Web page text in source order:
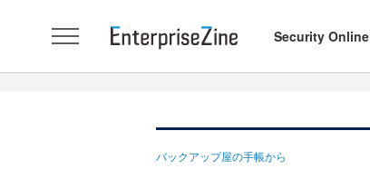
Security Online
バックアップ屋の手帳から